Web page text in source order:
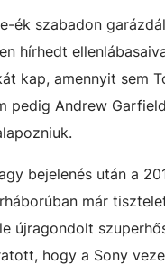
ék szabadon
hírhedt
kap, amennyit sem
pedig Andrew
bejelenés után a
már
újragondolt
hogy a Sony